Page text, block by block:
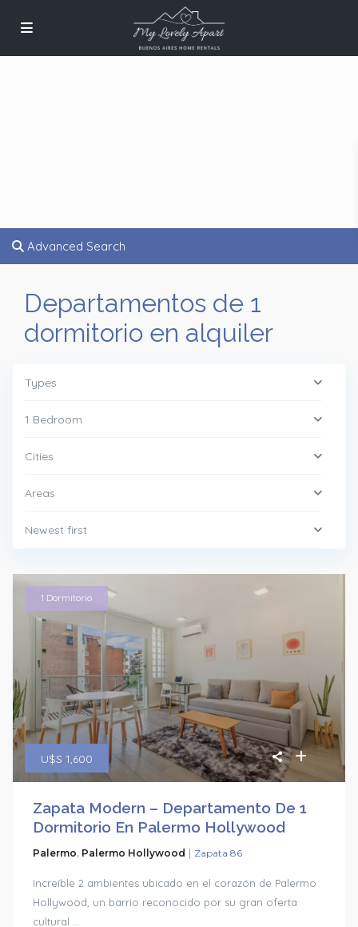
Advanced Search
Departamentos de 1
dormitorio en alquiler
Types
1 Bedroom
Cities
Areas
Newest first
U$S 1,600
1 Dormitorio
Zapata Modern – Departamento De 1
Dormitorio En Palermo Hollywood
Palermo, Palermo Hollywood | Zapata 86
Increíble 2 ambientes ubicado en el corazón de Palermo
Hollywood, un barrio reconocido por su gran oferta
cultural